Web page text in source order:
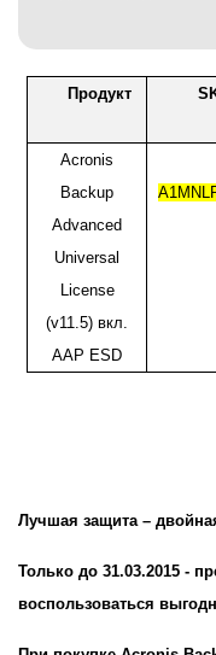
Продукт
Acronis
Backup
Advanced
Universal
License
(v11.5) вкл.
AAP ESD
Лучшая защита –
Только до 31.03.2015 -
воспользоваться